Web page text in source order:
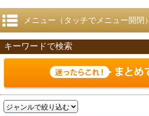
戻る
メニュー（タッチでメニュー開閉）
キーワードで検索